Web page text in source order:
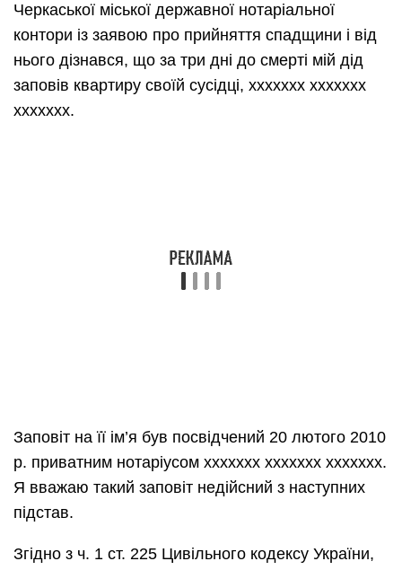
Черкаської міської державної нотаріальної
контори із заявою про прийняття спадщини і від
нього дізнався, що за три дні до смерті мій дід
заповів квартиру своїй сусідці, ххххххх ххххххх
ххххххх.
Заповіт на її ім’я був посвідчений 20 лютого 2010
р. приватним нотаріусом ххххххх ххххххх ххххххх.
Я вважаю такий заповіт недійсний з наступних
підстав.
Згідно з ч. 1 ст. 225 Цивільного кодексу України,